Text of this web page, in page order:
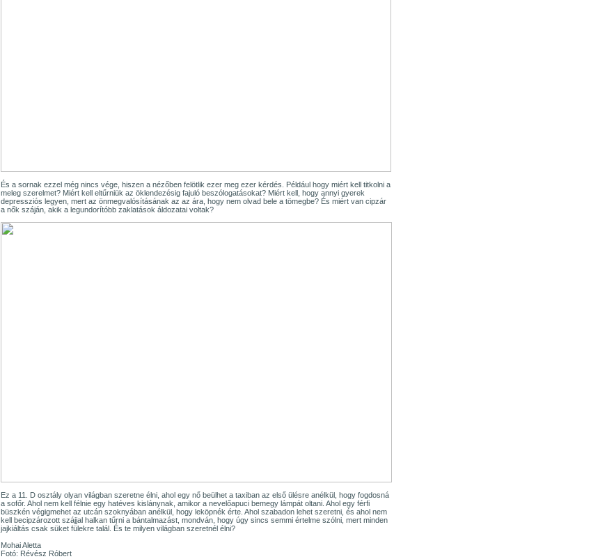
És a sornak ezzel még nincs vége, hiszen a nézőben felötlik ezer meg ezer kérdés. Például hogy miért kell titkolni a
meleg szerelmet? Miért kell eltűrniük az öklendezésig fajuló beszólogatásokat? Miért kell, hogy annyi gyerek
depressziós legyen, mert az önmegvalósításának az az ára, hogy nem olvad bele a tömegbe? És miért van cipzár
a nők száján, akik a legundorítóbb zaklatások áldozatai voltak?
Ez a 11. D osztály olyan világban szeretne élni, ahol egy nő beülhet a taxiban az első ülésre anélkül, hogy fogdosná
a sofőr. Ahol nem kell félnie egy hatéves kislánynak, amikor a nevelőapuci bemegy lámpát oltani. Ahol egy férfi
büszkén végigmehet az utcán szoknyában anélkül, hogy leköpnék érte. Ahol szabadon lehet szeretni, és ahol nem
kell becipzározott szájjal halkan tűrni a bántalmazást, mondván, hogy úgy sincs semmi értelme szólni, mert minden
jajkiáltás csak süket fülekre talál. És te milyen világban szeretnél élni?
Mohai Aletta
Fotó: Révész Róbert